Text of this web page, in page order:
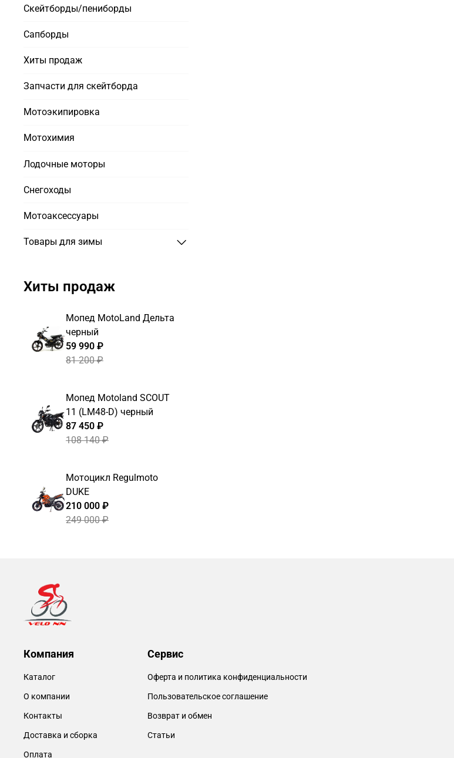
Скейтборды/пениборды
Сапборды
Хиты продаж
Запчасти для скейтборда
Мотоэкипировка
Мотохимия
Лодочные моторы
Снегоходы
Мотоаксессуары
Товары для зимы
Хиты продаж
Мопед MotoLand Дельта
черный
59 990 ₽
81 200 ₽
Мопед Motoland SCOUT
11 (LM48-D) черный
87 450 ₽
108 140 ₽
Мотоцикл Regulmoto
DUKE
210 000 ₽
249 000 ₽
Компания
Каталог
О компании
Контакты
Доставка и сборка
Оплата
Сервис
Оферта и политика конфиденциальности
Пользовательское соглашение
Возврат и обмен
Статьи